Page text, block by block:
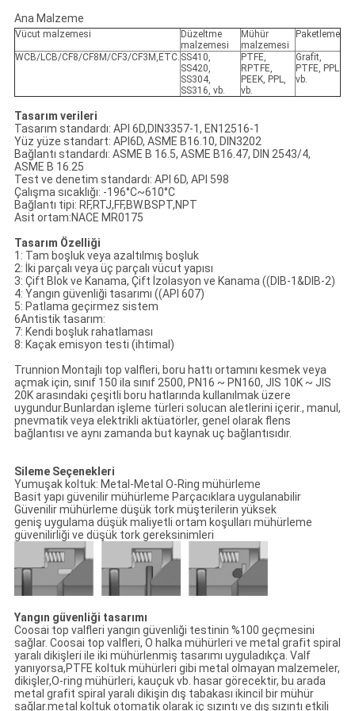
Ana Malzeme
Vücut malzemesi
Düzeltme
malzemesi
Mühür
malzemesi
Paketleme
WCB/LCB/CF8/CF8M/CF3/CF3M,ETC. SS410,
SS420,
SS304,
SS316, vb.
PTFE,
RPTFE,
PEEK, PPL,
vb.
Grafit,
PTFE, PPL
vb.
Tasarım verileri
Tasarım standardı: API 6D,DIN3357-1, EN12516-1
Yüz yüze standart: API6D, ASME B16.10, DIN3202
Bağlantı standardı: ASME B 16.5, ASME B16.47, DIN 2543/4,
ASME B 16.25
Test ve denetim standardı: API 6D, API 598
Çalışma sıcaklığı: -196°C~610°C
Bağlantı tipi: RF,RTJ,FF,BW.BSPT,NPT
Asit ortam:NACE MR0175
Tasarım Özelliği
1: Tam boşluk veya azaltılmış boşluk
2: İki parçalı veya üç parçalı vücut yapısı
3: Çift Blok ve Kanama, Çift İzolasyon ve Kanama ((DIB-1&DIB-2)
4: Yangın güvenliği tasarımı ((API 607)
5: Patlama geçirmez sistem
6Antistik tasarım:
7: Kendi boşluk rahatlaması
8: Kaçak emisyon testi (ihtimal)
Trunnion Montajlı top valfleri, boru hattı ortamını kesmek veya
açmak için, sınıf 150 ila sınıf 2500, PN16 ~ PN160, JIS 10K ~ JIS
20K arasındaki çeşitli boru hatlarında kullanılmak üzere
uygundur.Bunlardan işleme türleri solucan aletlerini içerir., manul,
pnevmatik veya elektrikli aktüatörler, genel olarak flens
bağlantısı ve aynı zamanda but kaynak uç bağlantısıdır.
Sileme Seçenekleri
Yumuşak koltuk: Metal-Metal O-Ring mühürleme
Basit yapı güvenilir mühürleme Parçacıklara uygulanabilir
Güvenilir mühürleme düşük tork müşterilerin yüksek
geniş uygulama düşük maliyetli ortam koşulları mühürleme
güvenilirliği ve düşük tork gereksinimleri
Yangın güvenliği tasarımı
Coosai top valfleri yangın güvenliği testinin %100 geçmesini
sağlar. Coosai top valfleri, O halka mühürleri ve metal grafit spiral
yaralı dikişleri ile iki mühürlenmiş tasarımı uyguladıkça. Valf
yanıyorsa,PTFE koltuk mühürleri gibi metal olmayan malzemeler,
dikişler,O-ring mühürleri, kauçuk vb. hasar görecektir, bu arada
metal grafit spiral yaralı dikişin dış tabakası ikincil bir mühür
sağlar.metal koltuk otomatik olarak iç sızıntı ve dış sızıntı etkili